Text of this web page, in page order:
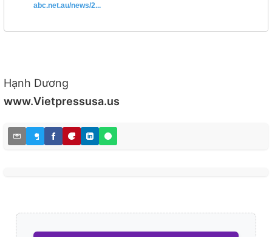
abc.net.au/news/2...
Hạnh Dương
www.Vietpressusa.us